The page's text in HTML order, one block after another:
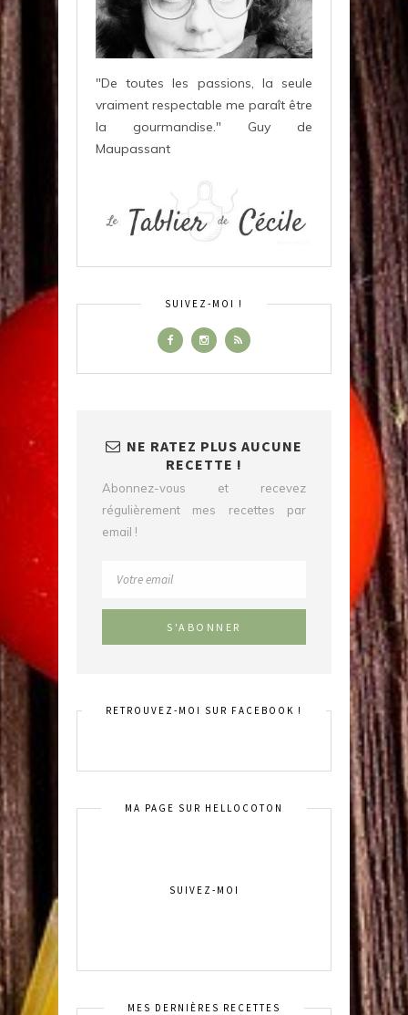
"De toutes les passions, la seule
vraiment respectable me paraît être
la gourmandise." Guy de
Maupassant
SUIVEZ-MOI !
NE RATEZ PLUS AUCUNE
RECETTE !
Abonnez-vous et recevez
régulièrement mes recettes par
email !
RETROUVEZ-MOI SUR FACEBOOK !
MA PAGE SUR HELLOCOTON
SUIVEZ-MOI
MES DERNIÈRES RECETTES